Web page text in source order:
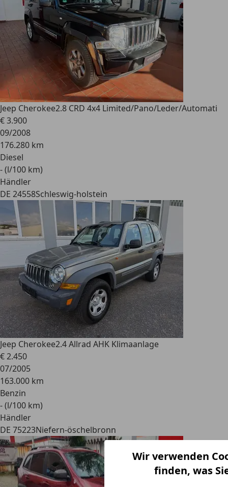
Jeep Cherokee2.8 CRD 4x4 Limited/Pano/Leder/Automati
€ 3.900
09/2008
176.280 km
Diesel
- (l/100 km)
Händler
DE 24558Schleswig-holstein
Jeep Cherokee2.4 Allrad AHK Klimaanlage
€ 2.450
07/2005
163.000 km
Benzin
- (l/100 km)
Händler
DE 75223Niefern-öschelbronn
Wir verwenden
finden, was